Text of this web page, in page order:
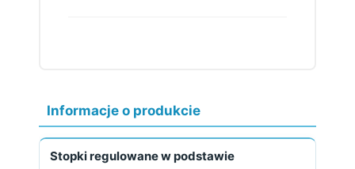
Informacje o produkcie
Stopki regulowane w podstawie